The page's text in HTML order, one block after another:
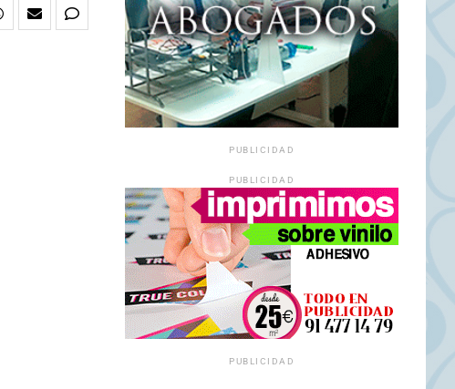
PUBLICIDAD
PUBLICIDAD
PUBLICIDAD